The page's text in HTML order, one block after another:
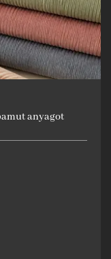
anyagot